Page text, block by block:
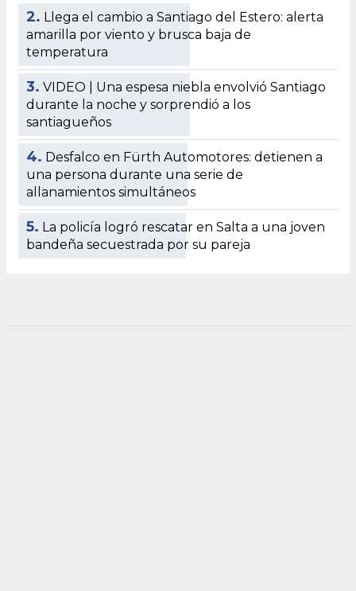
2. Llega el cambio a Santiago del Estero: alerta
amarilla por viento y brusca baja de
temperatura
3. VIDEO | Una espesa niebla envolvió Santiago
durante la noche y sorprendió a los
santiagueños
4. Desfalco en Fürth Automotores: detienen a
una persona durante una serie de
allanamientos simultáneos
5. La policía logró rescatar en Salta a una joven
bandeña secuestrada por su pareja